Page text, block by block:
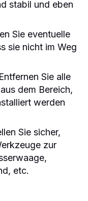
stabil und eben
Sie eventuelle
sie nicht im Weg
Sie alle
dem Bereich,
werden
Sie sicher,
zur
etc.